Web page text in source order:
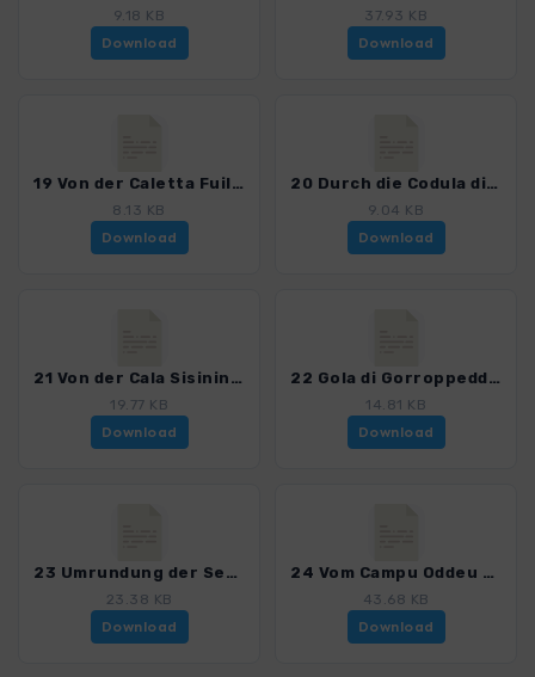
9.18 KB
Download
37.93 KB
Download
19 Von der Caletta Fuili zur Cala di Luna_4023_6.gpx
8.13 KB
Download
20 Durch die Codula di Luna zur Cala di Luna_4023_6.gpx
9.04 KB
Download
21 Von der Cala Sisinine nach Cala Gonone_4023_6.gpx
19.77 KB
Download
22 Gola di Gorroppeddu_4023_6.gpx
14.81 KB
Download
23 Umrundung der Serra Oseli_4023_6.gpx
23.38 KB
Download
24 Vom Campu Oddeu zur Codula de sa Mela-2012_4023_6.gpx
43.68 KB
Download